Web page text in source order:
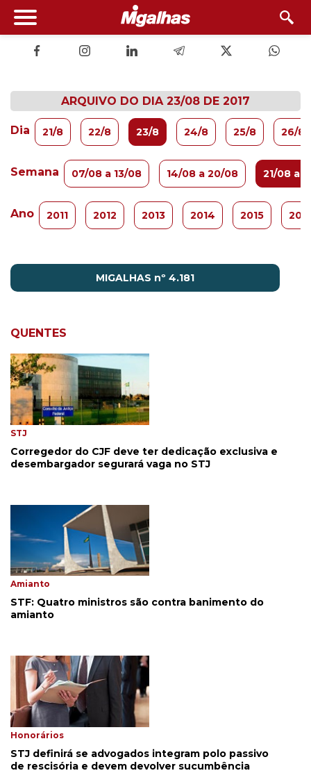
ARQUIVO DO DIA 23/08 DE 2017
Dia 21/8 22/8 23/8 24/8 25/8 26/8
Semana 07/08 a 13/08 14/08 a 20/08 21/08 a
Ano 2011 2012 2013 2014 2015
MIGALHAS nº 4.181
QUENTES
STJ
Corregedor do CJF deve ter dedicação exclusiva e
desembargador segurará vaga no STJ
Amianto
STF: Quatro ministros são contra banimento do
amianto
Honorários
STJ definirá se advogados integram polo passivo
de rescisória e devem devolver sucumbência